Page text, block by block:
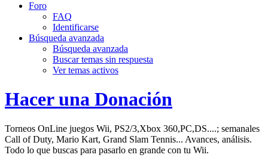
Foro
FAQ
Identificarse
Búsqueda avanzada
Búsqueda avanzada
Buscar temas sin respuesta
Ver temas activos
Hacer una Donación
Torneos OnLine juegos Wii, PS2/3,Xbox 360,PC,DS....; semanales
Call of Duty, Mario Kart, Grand Slam Tennis... Avances, análisis.
Todo lo que buscas para pasarlo en grande con tu Wii.